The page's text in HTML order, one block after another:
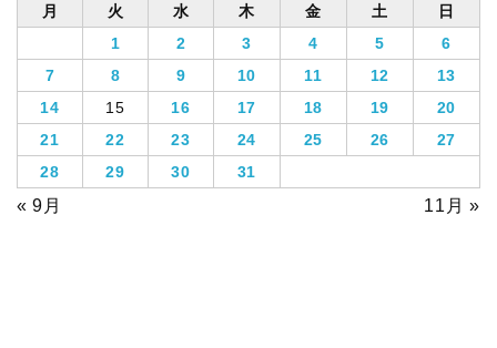
月 火 水 木 金 土
日
1
2 3 4 5
6
7
8 9 10 11 12
13
14
15 16 17 18 19
20
21
22 23 24 25 26
27
28
29 30 31
« 9月 11月 »